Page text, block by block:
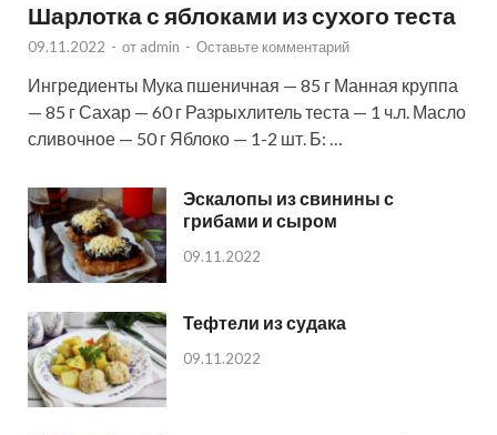
Шарлотка с яблоками из сухого теста
09.11.2022 - от admin - Оставьте комментарий
Ингредиенты Мука пшеничная — 85 г Манная круппа
— 85 г Сахар — 60 г Разрыхлитель теста — 1 ч.л. Масло
сливочное — 50 г Яблоко — 1-2 шт. Б: …
Эскалопы из свинины с
грибами и сыром
09.11.2022
Тефтели из судака
09.11.2022